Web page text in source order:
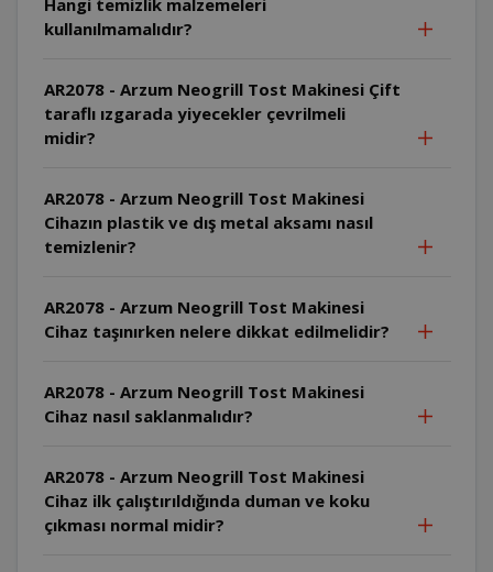
kullanılmamalıdır?
AR2078 - Arzum Neogrill Tost Makinesi Çift
taraflı ızgarada yiyecekler çevrilmeli
midir?
AR2078 - Arzum Neogrill Tost Makinesi
Cihazın plastik ve dış metal aksamı nasıl
temizlenir?
AR2078 - Arzum Neogrill Tost Makinesi
Cihaz taşınırken nelere dikkat edilmelidir?
AR2078 - Arzum Neogrill Tost Makinesi
Cihaz nasıl saklanmalıdır?
AR2078 - Arzum Neogrill Tost Makinesi
Cihaz ilk çalıştırıldığında duman ve koku
çıkması normal midir?